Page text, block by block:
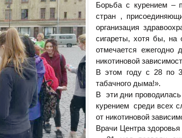
Борьба с курением –
стран ,
организация
сигареты, хотя бы, на
отмечается
никотиновой
В этом году с 28 по
табачного дыма!».
В эти дни
курением среди всех
от никотиновой
Врачи Центра